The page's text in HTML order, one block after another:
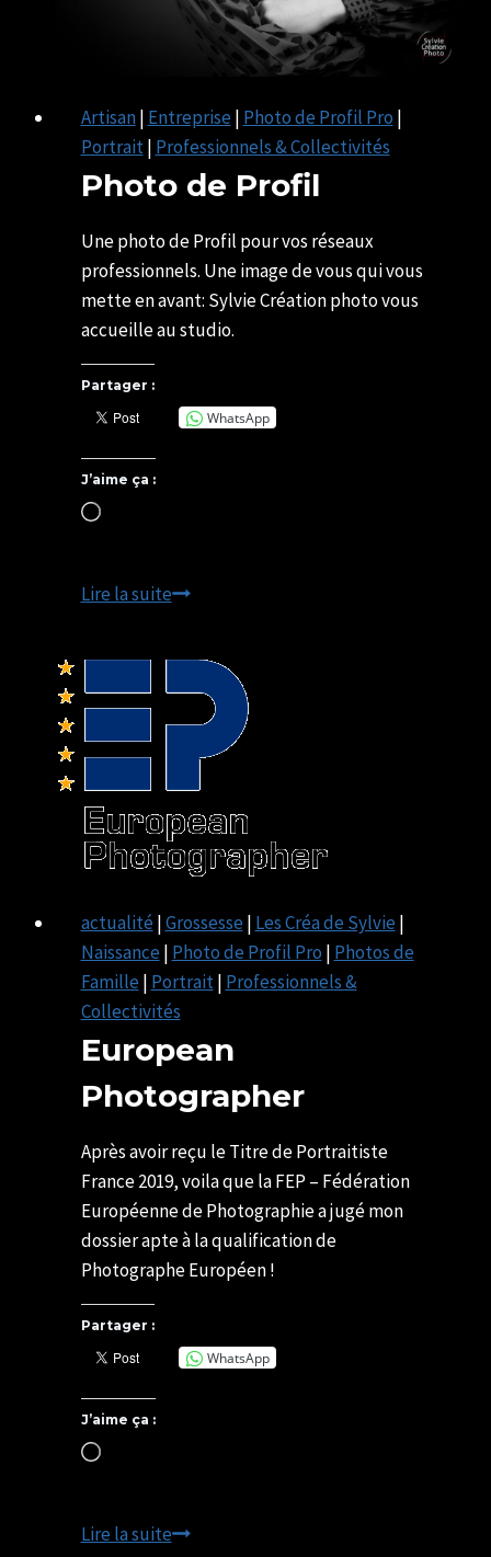
Artisan | Entreprise | Photo de Profil Pro |
Portrait| Professionnels & Collectivités
Photo de Profil
Une photo de Profil pour vos réseaux
professionnels. Une image de vous qui vous
mette en avant: Sylvie Création photo vous
accueille au studio.
Partager :
WhatsApp
J’aime ça :
Chargement…
Lire la suitePhoto
actualité |Grossesse | Les Créa de Sylvie |
Naissance | Photo de Profil Pro | Photos de
Famille | Portrait| Professionnels &
Collectivités
European
Photographer
Après avoir reçu le Titre de Portraitiste
France 2019, voila que la FEP – Fédération
Européenne de Photographie a jugé mon
dossier apte à la qualification de
Photographe Européen !
Partager :
WhatsApp
J’aime ça :
Chargement…
Lire la suiteEuropean